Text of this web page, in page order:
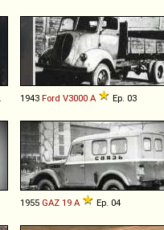
1943 Ford V3000 A Ep. 03
1955 GAZ 19 A Ep. 04